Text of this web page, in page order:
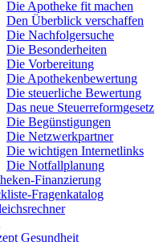
Die Apotheke fit machen
Den Überblick verschaffen
Die Nachfolgersuche
Die Besonderheiten
Die Vorbereitung
Die Apothekenbewertung
Die steuerliche Bewertung
Das neue Steuerreformgesetz
Die Begünstigungen
Die Netzwerkpartner
Die wichtigen Internetlinks
Die Notfallplanung
Finanzierung
Fragenkatalog
Gesundheit